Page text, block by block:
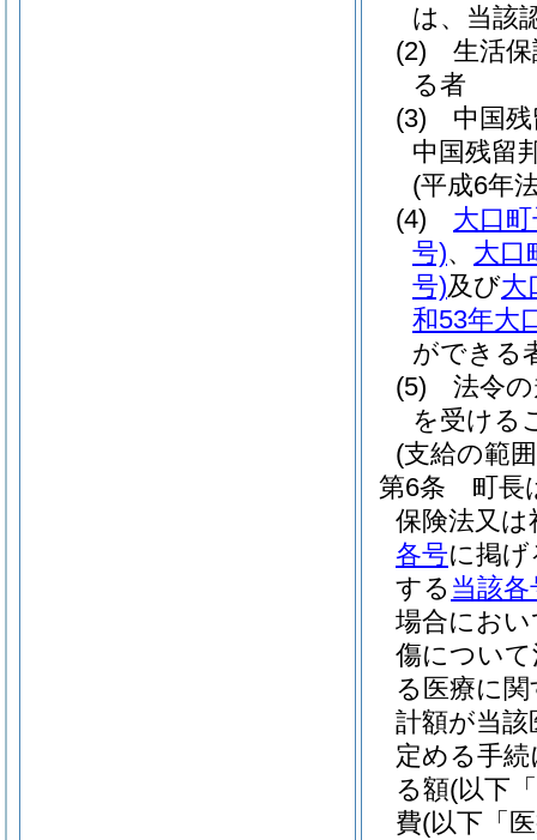
は、当該
(2)
生活
る者
(3)
中国
中国残留
(平成6年
(4)
大口
号)、 大口
号)及び大
和53年大
ができる
(5)
法令
を受ける
(支給の範
第6条
町長
保険法又
各号に掲
する 当該各
場合にお
傷につい
る医療に
計額が当
定める手
る額(以下
費(以下「